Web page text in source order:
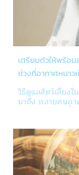
เตรียมตัวให้พร้อ
ช่วงที่อากาศหนาว
วิธีดูแลสัตว์เลี้ยง
มาถึง หลายคนอ
เปลี่ยนแปลงอาจ
อยู่ของพวกเขา ใ
สัตว์เลี้ยงในช่วง